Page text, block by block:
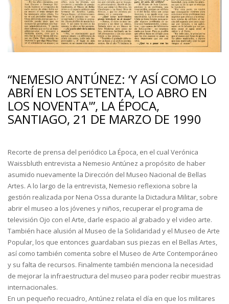
“NEMESIO ANTÚNEZ: ‘Y ASÍ COMO LO
ABRÍ EN LOS SETENTA, LO ABRO EN
LOS NOVENTA'”, LA ÉPOCA,
SANTIAGO, 21 DE MARZO DE 1990
Recorte de prensa del periódico La Época, en el cual Verónica
Waissbluth entrevista a Nemesio Antúnez a propósito de haber
asumido nuevamente la Dirección del Museo Nacional de Bellas
Artes. A lo largo de la entrevista, Nemesio reflexiona sobre la
gestión realizada por Nena Ossa durante la Dictadura Militar, sobre
abrir el museo a los jóvenes y niños, recuperar el programa de
televisión Ojo con el Arte, darle espacio al grabado y el video arte.
También hace alusión al Museo de la Solidaridad y el Museo de Arte
Popular, los que entonces guardaban sus piezas en el Bellas Artes,
así como también comenta sobre el Museo de Arte Contemporáneo
y su falta de recursos. Finalmente también menciona la necesidad
de mejorar la infraestructura del museo para poder recibir muestras
internacionales.
En un pequeño recuadro, Antúnez relata el día en que los militares